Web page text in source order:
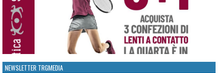
NEWSLETTER TRGMEDIA